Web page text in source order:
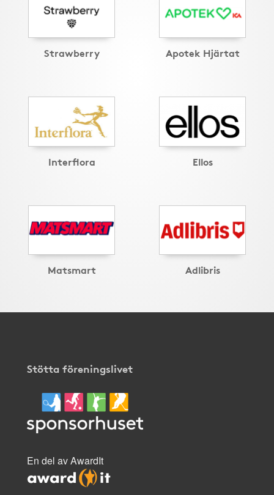
Strawberry Apotek Hjärtat
Interflora Ellos
Matsmart Adlibris
Stötta föreningslivet
En del av AwardIt